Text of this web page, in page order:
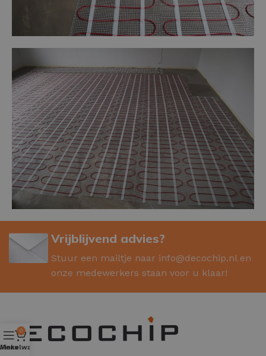
Vrijblijvend advies?
Stuur een mailtje naar info@decochip.nl en
onze medewerkers staan voor u klaar!
Menu
0